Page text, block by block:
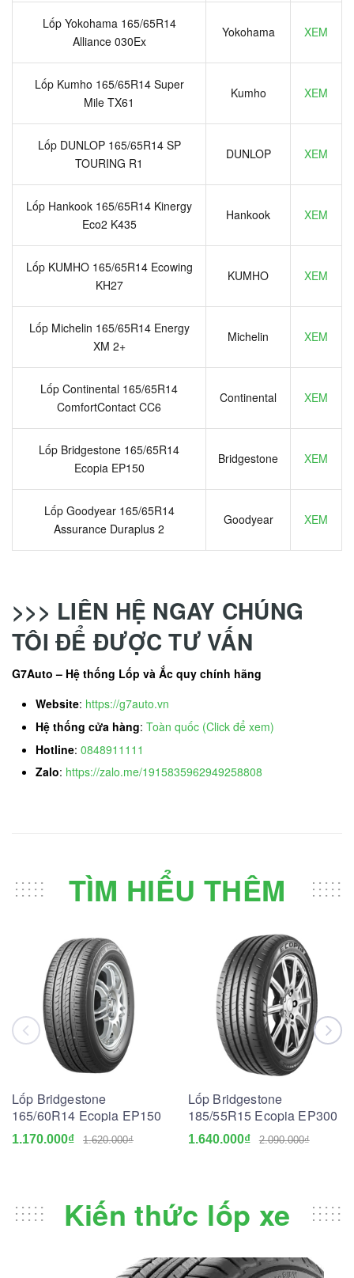
Lốp Yokohama 165/65R14
Alliance 030Ex
Yokohama XEM
Lốp Kumho 165/65R14 Super
Mile TX61
Kumho XEM
Lốp DUNLOP 165/65R14 SP
TOURING R1
DUNLOP XEM
Lốp Hankook 165/65R14 Kinergy
Eco2 K435
Hankook XEM
Lốp KUMHO 165/65R14 Ecowing
KH27
KUMHO XEM
Lốp Michelin 165/65R14 Energy
XM 2+
Michelin XEM
Lốp Continental 165/65R14
ComfortContact CC6
Continental XEM
Lốp Bridgestone 165/65R14
Ecopia EP150
Bridgestone XEM
Lốp Goodyear 165/65R14
Assurance Duraplus 2
Goodyear XEM
>>> LIÊN HỆ NGAY CHÚNG
TÔI ĐỂ ĐƯỢC TƯ VẤN
G7Auto – Hệ thống Lốp và Ắc quy chính hãng
Website: https://g7auto.vn
Hệ thống cửa hàng: Toàn quốc (Click để xem)
Hotline: 0848911111
Zalo: https://zalo.me/1915835962949258808
TÌM HIỂU THÊM
Lốp Bridgestone
165/60R14 Ecopia EP150
1.170.000₫ 1.620.000₫
Lốp Bridgestone
185/55R15 Ecopia EP300
1.640.000₫ 2.090.000₫
Kiến thức lốp xe